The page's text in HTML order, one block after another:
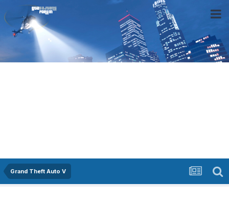
Grand Theft Auto V